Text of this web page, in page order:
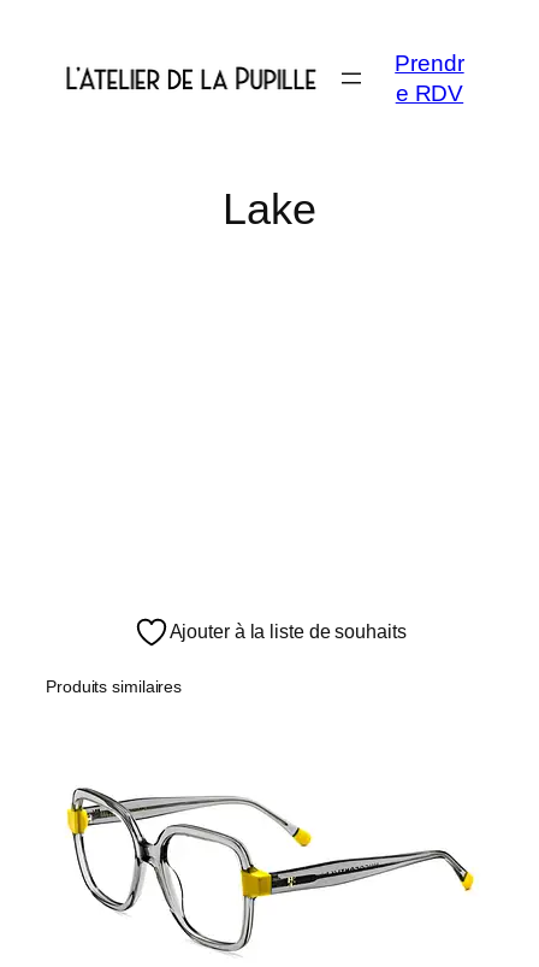
contenu
Prendr
e RDV
Lake
Ajouter à la liste de souhaits
Produits similaires